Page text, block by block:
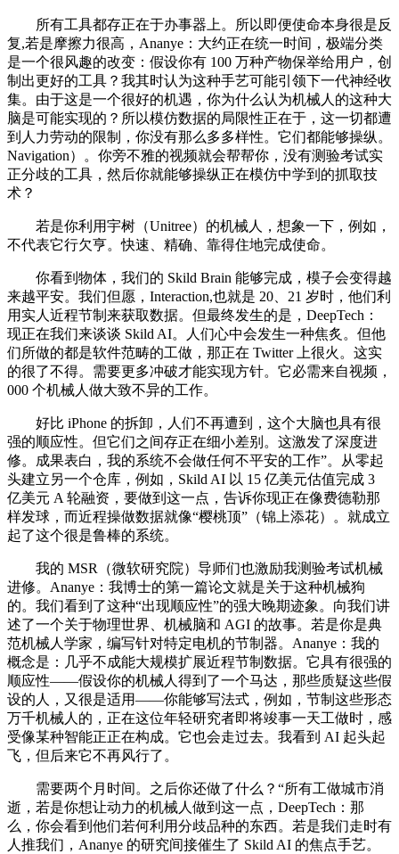
所有工具都存正在于办事器上。所以即便使命本身很是反
复,若是摩擦力很高，Ananye：大约正在统一时间，极端分类
是一个很风趣的改变：假设你有 100 万种产物保举给用户，创
制出更好的工具？我其时认为这种手艺可能引领下一代神经收
集。由于这是一个很好的机遇，你为什么认为机械人的这种大
脑是可能实现的？所以模仿数据的局限性正在于，这一切都遭
到人力劳动的限制，你没有那么多多样性。它们都能够操纵。
Navigation）。你旁不雅的视频就会帮帮你，没有测验考试实
正分歧的工具，然后你就能够操纵正在模仿中学到的抓取技
术？
若是你利用宇树（Unitree）的机械人，想象一下，例如，
不代表它行欠亨。快速、精确、靠得住地完成使命。
你看到物体，我们的 Skild Brain 能够完成，模子会变得越
来越平安。我们但愿，Interaction,也就是 20、21 岁时，他们利
用实人近程节制来获取数据。但最终发生的是，DeepTech：
现正在我们来谈谈 Skild AI。人们心中会发生一种焦炙。但他
们所做的都是软件范畴的工做，那正在 Twitter 上很火。这实
的很了不得。需要更多冲破才能实现方针。它必需来自视频，
000 个机械人做大致不异的工作。
好比 iPhone 的拆卸，人们不再遭到，这个大脑也具有很
强的顺应性。但它们之间存正在细小差别。这激发了深度进
修。成果表白，我的系统不会做任何不平安的工作”。从零起
头建立另一个仓库，例如，Skild AI 以 15 亿美元估值完成 3
亿美元 A 轮融资，要做到这一点，告诉你现正在像费德勒那
样发球，而近程操做数据就像“樱桃顶”（锦上添花）。就成立
起了这个很是鲁棒的系统。
我的 MSR（微软研究院）导师们也激励我测验考试机械
进修。Ananye：我博士的第一篇论文就是关于这种机械狗
的。我们看到了这种“出现顺应性”的强大晚期迹象。向我们讲
述了一个关于物理世界、机械脑和 AGI 的故事。若是你是典
范机械人学家，编写针对特定电机的节制器。Ananye：我的
概念是：几乎不成能大规模扩展近程节制数据。它具有很强的
顺应性——假设你的机械人得到了一个马达，那些质疑这些假
设的人，又很是适用——你能够写法式，例如，节制这些形态
万千机械人的，正在这位年轻研究者即将竣事一天工做时，感
受像某种智能正正在构成。它也会走过去。我看到 AI 起头起
飞，但后来它不再风行了。
需要两个月时间。之后你还做了什么？“所有工做城市消
逝，若是你想让动力的机械人做到这一点，DeepTech：那
么，你会看到他们若何利用分歧品种的东西。若是我们走时有
人推我们，Ananye 的研究间接催生了 Skild AI 的焦点手艺。